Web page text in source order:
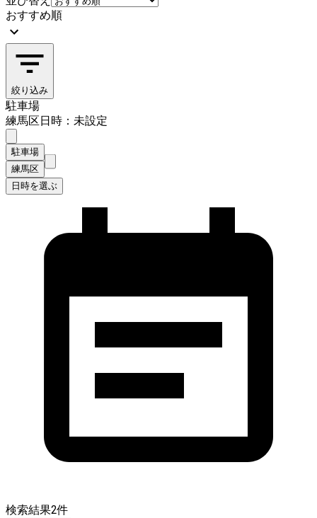
おすすめ順
絞り込み
駐車場
練馬区日時：未設定
駐車場
練馬区
日時を選ぶ
検索結果2件